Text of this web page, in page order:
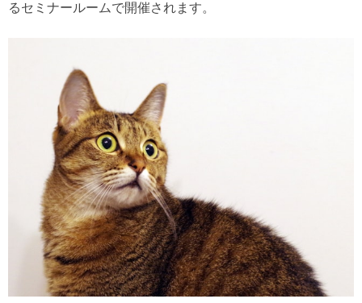
るセミナールームで開催されます。